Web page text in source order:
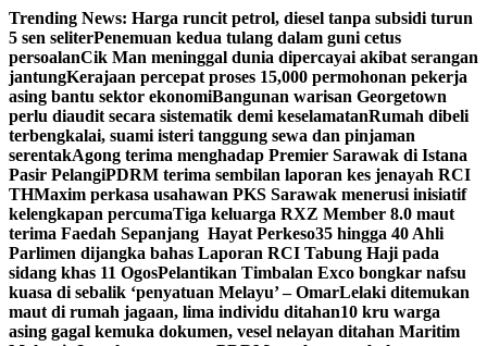
Skip
to
content
Trending News: Harga runcit petrol, diesel tanpa subsidi turun
5 sen seliterPenemuan kedua tulang dalam guni cetus
persoalanCik Man meninggal dunia dipercayai akibat serangan
jantungKerajaan percepat proses 15,000 permohonan pekerja
asing bantu sektor ekonomiBangunan warisan Georgetown
perlu diaudit secara sistematik demi keselamatanRumah dibeli
terbengkalai, suami isteri tanggung sewa dan pinjaman
serentakAgong terima menghadap Premier Sarawak di Istana
Pasir PelangiPDRM terima sembilan laporan kes jenayah RCI
THMaxim perkasa usahawan PKS Sarawak menerusi inisiatif
kelengkapan percumaTiga keluarga RXZ Member 8.0 maut
terima Faedah Sepanjang Hayat Perkeso35 hingga 40 Ahli
Parlimen dijangka bahas Laporan RCI Tabung Haji pada
sidang khas 11 OgosPelantikan Timbalan Exco bongkar nafsu
kuasa di sebalik ‘penyatuan Melayu’ – OmarLelaki ditemukan
maut di rumah jagaan, lima individu ditahan10 kru warga
asing gagal kemuka dokumen, vesel nelayan ditahan Maritim